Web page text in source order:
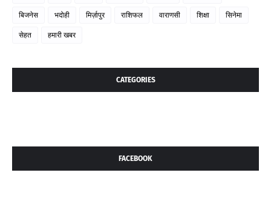
बिजनेस भदोही मिर्ज़ापुर राशिफल वाराणसी शिक्षा सिनेमा
सेहत हमारी खबर
CATEGORIES
FACEBOOK